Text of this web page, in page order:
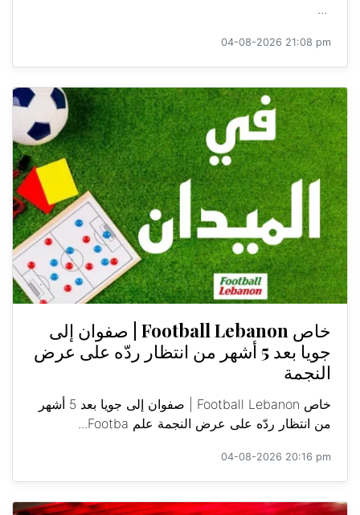
...
04-08-2026 21:08 pm
خاص Football Lebanon | صفوان إلى
جويا بعد 5 أشهر من انتظار ردّه على عرض
النجمة
خاص Football Lebanon | صفوان إلى جويا بعد 5 أشهر
من انتظار ردّه على عرض النجمة علم Footba...
04-08-2026 20:16 pm